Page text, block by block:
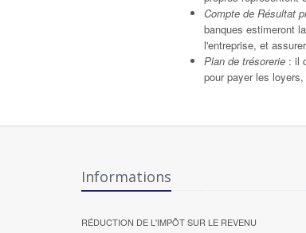
Compte de Résultat
banques estimeront
l'entreprise, et
Plan de trésorerie : il
pour payer les
Informations
RÉDUCTION DE L'IMPÔT SUR LE REVENU